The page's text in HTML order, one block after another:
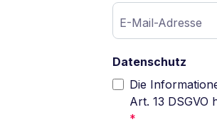
E-Mail-Adresse
Datenschutz
Die
Art. 13 DSGVO
*